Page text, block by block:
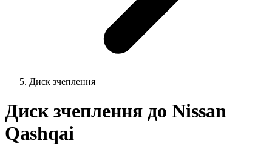
Диск зчеплення
Диск зчеплення до Nissan
Qashqai